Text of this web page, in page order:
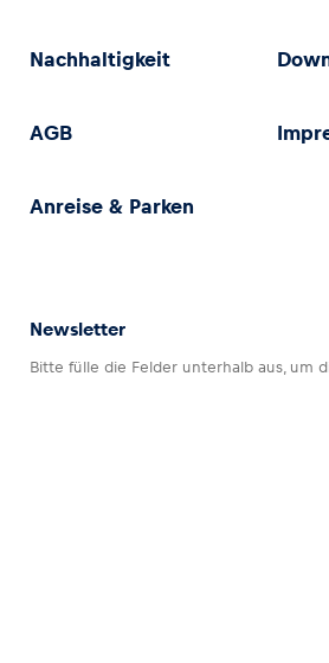
Nachhaltigkeit
AGB
Anreise & Parken
Newsletter
Bitte fülle die Felder unterhalb aus, um